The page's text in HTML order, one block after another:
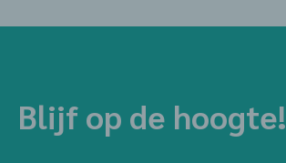
Blijf op de hoogte!